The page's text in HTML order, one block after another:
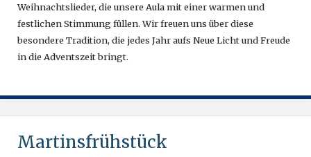
Weihnachtslieder, die unsere Aula mit einer warmen und
festlichen Stimmung füllen. Wir freuen uns über diese
besondere Tradition, die jedes Jahr aufs Neue Licht und Freude
in die Adventszeit bringt.
Martinsfrühstück